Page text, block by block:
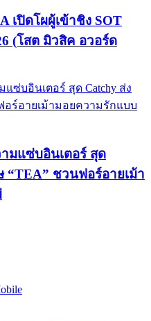
เปิดโผผู้เข้าชิง SOT
(โสต มิวสิค อวอร์ด
มแซ่บอินเตอร์ สุด
“TEA” ชวนฟอร์อายเม้า